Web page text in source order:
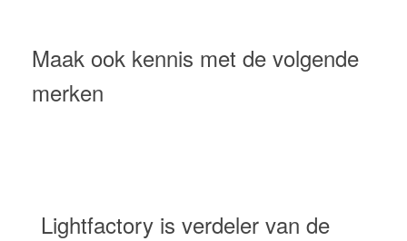
Maak ook kennis met de volgende
merken
Lightfactory is verdeler van de